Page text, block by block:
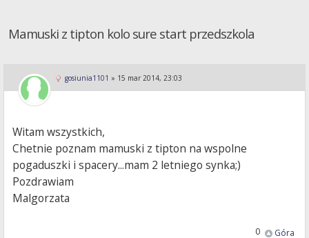
Mamuski z tipton kolo sure start przedszkola
gosiunia1101 » 15 mar 2014, 23:03
Witam wszystkich,
Chetnie poznam mamuski z tipton na wspolne
pogaduszki i spacery...mam 2 letniego synka;)
Pozdrawiam
Malgorzata
Góra
0